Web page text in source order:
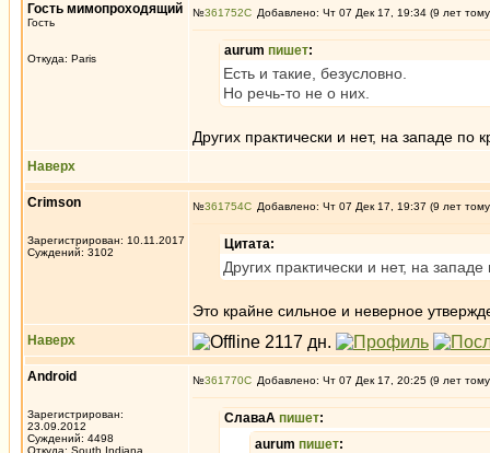
Гость мимопроходящий
Гость
Откуда: Paris
№361752 Добавлено: Чт 07 Дек 17, 19:34 (9 лет
aurum пишет:
Есть и такие, безусловно.
Но речь-то не о них.
Других практически и нет, на западе по
Наверх
Crimson
Зарегистрирован: 10.11.2017
Суждений: 3102
№361754 Добавлено: Чт 07 Дек 17, 19:37 (9 лет
Цитата:
Других практически и нет, на
Это крайне сильное и неверное
Наверх
Android
Зарегистрирован:
23.09.2012
Суждений: 4498
Откуда: South Indiana
№361770 Добавлено: Чт 07 Дек 17, 20:25 (9 лет
СлаваА пишет:
aurum пишет: